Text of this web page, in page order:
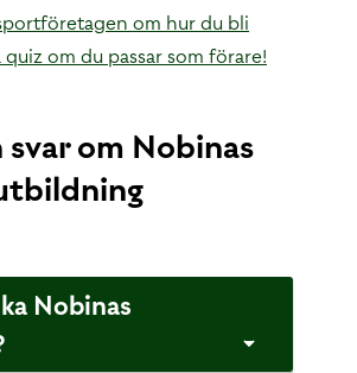
om hur du bli
om du passar som förare!
svar om Nobinas
Nobinas